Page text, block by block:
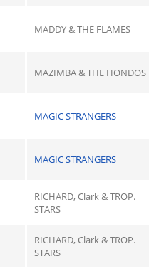
MADDY & THE FLAMES
MAZIMBA & THE HONDOS
MAGIC STRANGERS
MAGIC STRANGERS
RICHARD, Clark & TROP.
STARS
RICHARD, Clark & TROP.
STARS